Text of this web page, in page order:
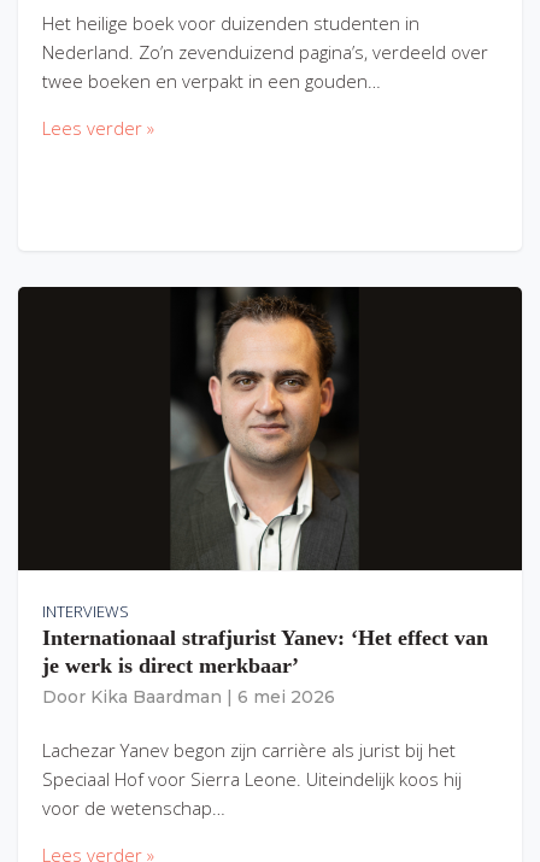
Het heilige boek voor duizenden studenten in
Nederland. Zo’n zevenduizend pagina’s, verdeeld over
twee boeken en verpakt in een gouden…
Lees verder »
INTERVIEWS
Internationaal strafjurist Yanev: ‘Het effect van
je werk is direct merkbaar’
Door Kika Baardman 6 mei 2026
Lachezar Yanev begon zijn carrière als jurist bij het
Speciaal Hof voor Sierra Leone. Uiteindelijk koos hij
voor de wetenschap…
Lees verder »